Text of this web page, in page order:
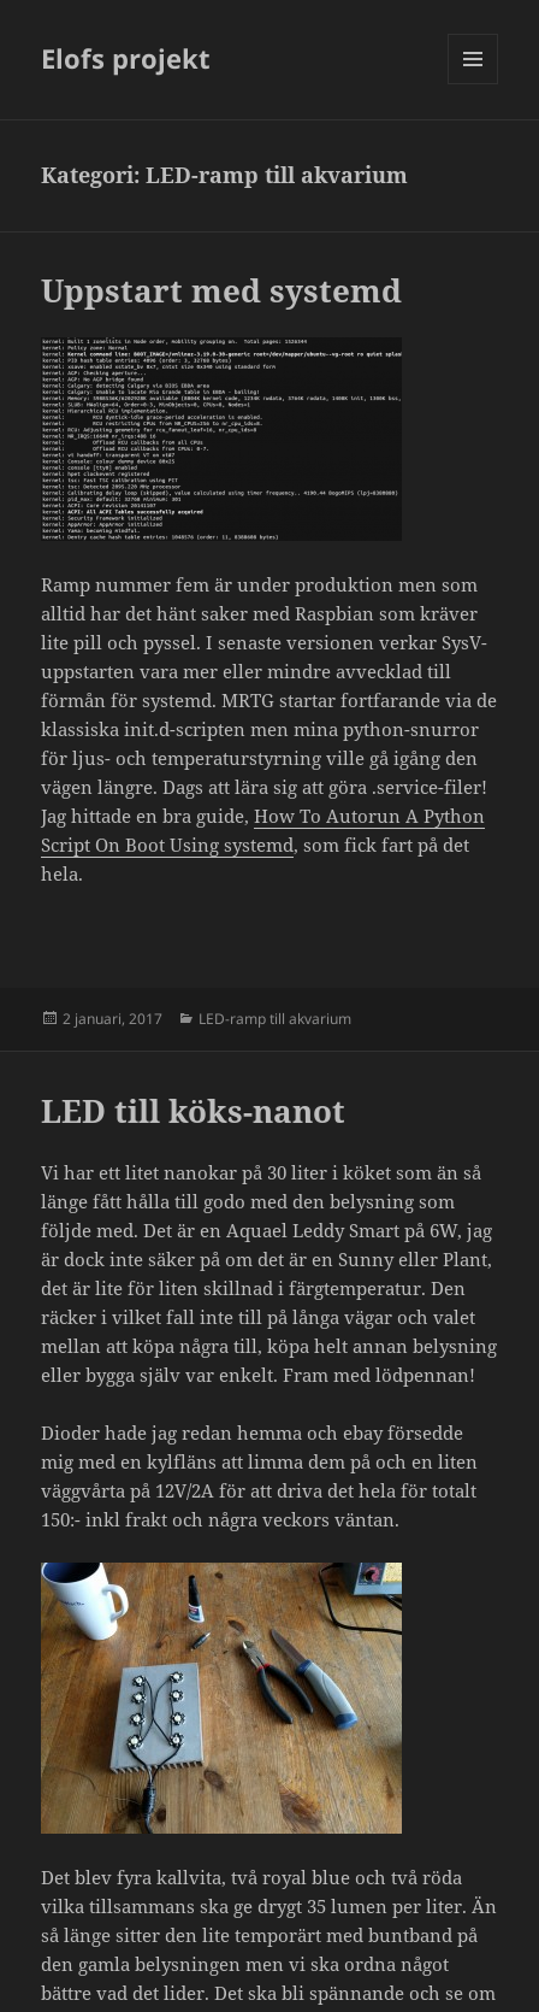
Elofs projekt
Kategori:LED-ramp till akvarium
Uppstart med systemd
Ramp nummer fem är under produktion men som
alltid har det hänt saker med Raspbian som kräver
lite pill och pyssel. I senaste versionen verkar SysV-
uppstarten vara mer eller mindre avvecklad till
förmån för systemd. MRTG startar fortfarande via de
klassiska init.d-scripten men mina python-snurror
för ljus- och temperaturstyrning ville gå igång den
vägen längre. Dags att lära sig att göra .service-filer!
Jag hittade en bra guide,How To Autorun A Python
Script On Boot Using systemd, som fick fart på det
hela.
Postat
2 januari, 2017 Kategorier
LED-ramp till akvarium
LED till köks-nanot
Vi har ett litet nanokar på 30 liter i köket som än så
länge fått hålla till godo med den belysning som
följde med. Det är en Aquael Leddy Smart på 6W, jag
är dock inte säker på om det är en Sunny eller Plant,
det är lite för liten skillnad i färgtemperatur. Den
räcker i vilket fall inte till på långa vägar och valet
mellan att köpa några till, köpa helt annan belysning
eller bygga själv var enkelt. Fram med lödpennan!
Dioder hade jag redan hemma och ebay försedde
mig med en kylfläns att limma dem på och en liten
väggvårta på 12V/2A för att driva det hela för totalt
150:- inkl frakt och några veckors väntan.
Det blev fyra kallvita, två royal blue och två röda
vilka tillsammans ska ge drygt 35 lumen per liter. Än
så länge sitter den lite temporärt med buntband på
den gamla belysningen men vi ska ordna något
bättre vad det lider. Det ska bli spännande och se om